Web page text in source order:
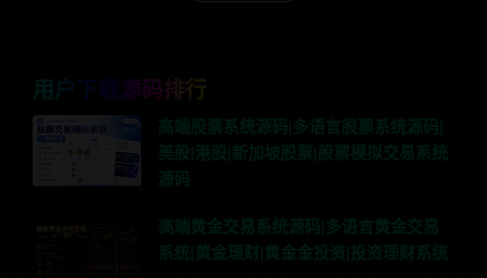
用户下载源码排行
高端股票系统源码|多语言股票系统源码|
美股|港股|新加坡股票|股票模拟交易系统
源码
高端黄金交易系统源码|多语言黄金交易
系统|黄金理财|黄金金投资|投资理财系统